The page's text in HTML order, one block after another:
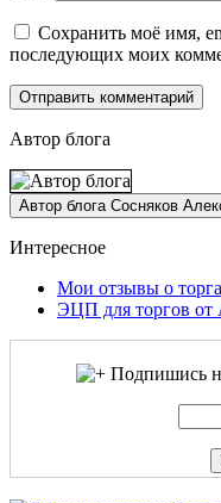
Сохранить моё имя,
последующих моих
Автор блога
Интересное
Мои отзывы о
ЭЦП для торгов от
Подпишись